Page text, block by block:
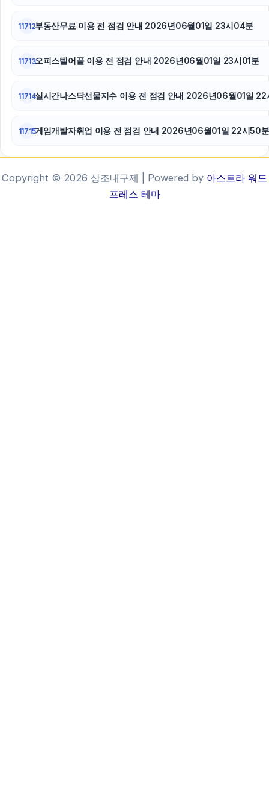
11712부동산무료 이용 전 점검 안내 2026년06월01일 23시04분
11713오피스텔어플 이용 전 점검 안내 2026년06월01일 23시01분
11714실시간나스닥선물지수 이용 전 점검 안내 2026년06월01일
11715게임개발자취업 이용 전 점검 안내 2026년06월01일 22시50분
Copyright © 2026 상조내구제 | Powered by 아스트라 워드
프레스 테마